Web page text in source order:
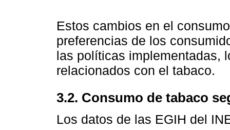
Estos cambios en el
preferencias de los
las políticas implementadas,
relacionados con el tabaco.
3.2. Consumo de tabaco
Los datos de las EGIH del